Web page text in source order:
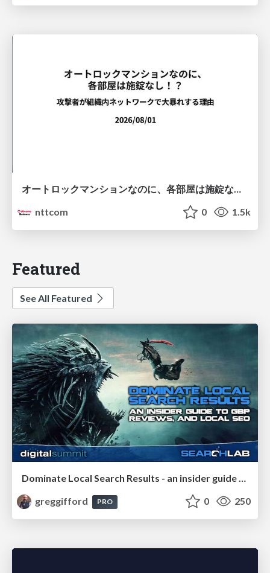
オートロックマンションなのに、各部屋は施錠なし！？ 攻撃者が組織内ネットワークで大暴れする理由 / The Front Door Is Locked, but the Rooms Are Wide Open: Why Attackers Move Freely Inside Enterprise Networks
nttcom
0 1.5k
Featured
See All Featured
Dominate Local Search Results - an insider guide to GBP, reviews, and Local SEO
greggifford
PRO 0 250